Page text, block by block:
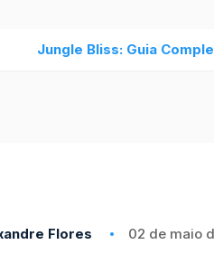
Jungle Bliss: Guia
Flores 02 de maio